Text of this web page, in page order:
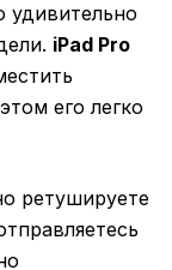
удивительно
iPad Pro
его легко
ретушируете